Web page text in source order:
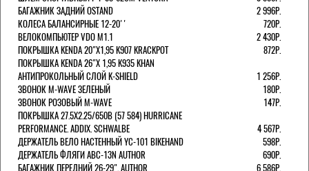
БАГАЖНИК ЗАДНИЙ OSTAND
2 996Р.
КОЛЕСА БАЛАНСИРНЫЕ 12-20''
720Р.
ВЕЛОКОМПЬЮТЕР VDO M1.1
2 430Р.
ПОКРЫШКА KENDA 20"Х1,95 K907 KRACKPOT
872Р.
ПОКРЫШКА KENDA 26"Х 1,95 K935 KHAN
АНТИПРОКОЛЬНЫЙ СЛОЙ K-SHIELD
1 256Р.
ЗВОНОК M-WAVE ЗЕЛЕНЫЙ
180Р.
ЗВОНОК РОЗОВЫЙ M-WAVE
147Р.
ПОКРЫШКА 27.5X2.25/650B (57 584) HURRICANE
PERFORMANCE. ADDIX. SCHWALBE
4 567Р.
ДЕРЖАТЕЛЬ ВЕЛО НАСТЕННЫЙ YC-101 BIKEHAND
598Р.
ДЕРЖАТЕЛЬ ФЛЯГИ ABC-13N AUTHOR
690Р.
БАГАЖНИК ПЕРЕДНИЙ 26-29". AUTHOR
6 586Р.